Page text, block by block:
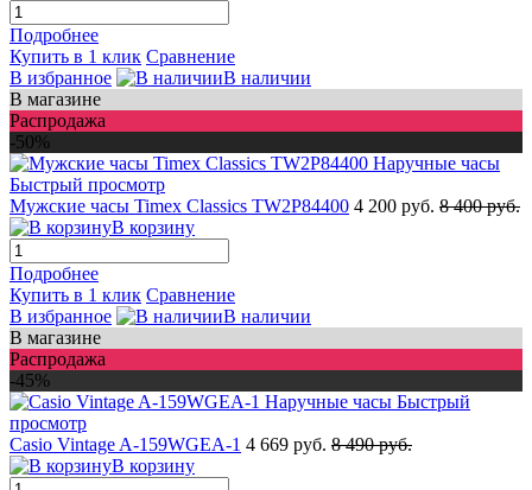
Подробнее
Купить в 1 клик Сравнение
В избранное
В наличии
В магазине
Распродажа
-50%
Быстрый просмотр
Мужские часы Timex Classics TW2P84400 4 200 руб. 8 400 руб.
В корзину
Подробнее
Купить в 1 клик Сравнение
В избранное
В наличии
В магазине
Распродажа
-45%
Быстрый
просмотр
Casio Vintage A-159WGEA-1 4 669 руб. 8 490 руб.
В корзину